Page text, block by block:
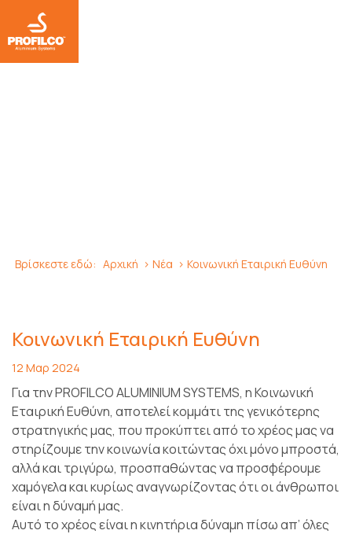
Βρίσκεστε εδώ: Αρχική Νέα Κοινωνική Εταιρική Ευθύνη
Κοινωνική Εταιρική Ευθύνη
12 Μαρ 2024
Για την PROFILCO ALUMINIUM SYSTEMS, η Κοινωνική
Εταιρική Ευθύνη, αποτελεί κομμάτι της γενικότερης
στρατηγικής μας, που προκύπτει από το χρέος μας να
στηρίζουμε την κοινωνία κοιτώντας όχι μόνο μπροστά,
αλλά και τριγύρω, προσπαθώντας να προσφέρουμε
χαμόγελα και κυρίως αναγνωρίζοντας ότι οι άνθρωποι
είναι η δύναμή μας.
Αυτό το χρέος είναι η κινητήρια δύναμη πίσω απ’ όλες